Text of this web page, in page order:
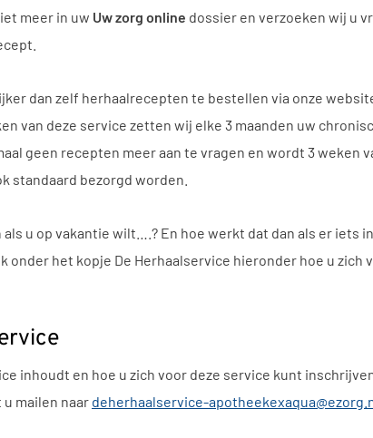
meer in uw Uw zorg online dossier en verzoeken wij u
dan zelf herhaalrecepten te bestellen via onze
van deze service zetten wij elke 3 maanden uw
geen recepten meer aan te vragen en wordt 3
standaard bezorgd worden.
als u op vakantie wilt….? En hoe werkt dat dan als er
onder het kopje De Herhaalservice hieronder hoe u zich
inhoudt en hoe u zich voor deze service kunt
mailen naar deherhaalservice-